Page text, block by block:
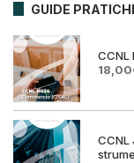
GUIDE
CCNL
Il
era:
18,00
CCNL